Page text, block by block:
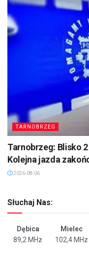
TARNOBRZEG
Tarnobrzeg: Blisko
Kolejna jazda
2026-08-06
Słuchaj Nas:
Dębica Mielec
89,2 MHz
102,4 MHz